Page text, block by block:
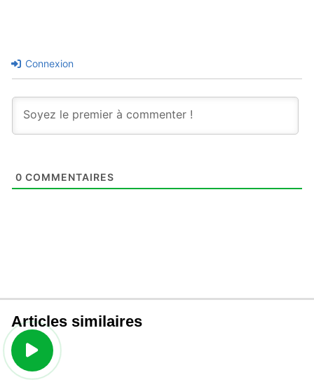
Connexion
0 COMMENTAIRES
Articles similaires